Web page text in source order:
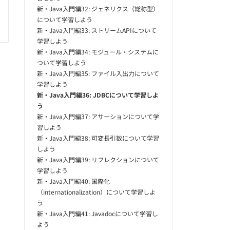
新・Java入門編32: ジェネリクス（総称型）
について学習しよう
新・Java入門編33: ストリームAPIについて
学習しよう
新・Java入門編34: モジュール・システムに
ついて学習しよう
新・Java入門編35: ファイル入出力について
学習しよう
新・Java入門編36: JDBCについて学習しよ
う
新・Java入門編37: アサーションについて学
習しよう
新・Java入門編38: 可変長引数について学習
しよう
新・Java入門編39: リフレクションについて
学習しよう
新・Java入門編40: 国際化
（internationalization）について学習しよ
う
新・Java入門編41: Javadocについて学習し
よう